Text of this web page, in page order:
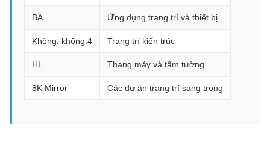
BA Ứng dụng trang trí và thiết bị
Không, không.4 Trang trí kiến trúc
HL Thang máy và tấm tường
8K Mirror Các dự án trang trí sang trọng